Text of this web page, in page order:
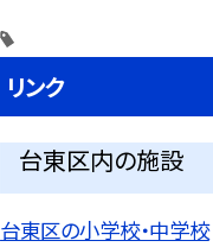
リンク
台東区内の施設
台東区の小学校・中学校